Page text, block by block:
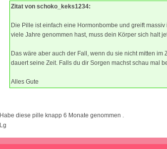
Zitat von schoko_keks1234:
Die Pille ist einfach eine Hormonbombe und greift
viele Jahre genommen hast, muss dein Körper sich halt
Das wäre aber auch der Fall, wenn du sie nicht mitten im
dauert seine Zeit. Falls du dir Sorgen machst schau mal
Alles Gute
Habe diese pille knapp 6 Monate genommen .
Lg